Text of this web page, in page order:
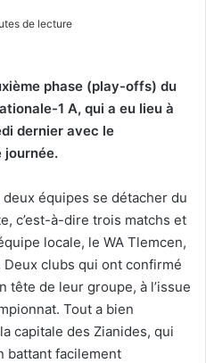
de lecture
phase (play-offs) du
1 A, qui a eu lieu à
dernier avec le
journée.
équipes se détacher du
c’est-à-dire trois matchs et
locale, le WA Tlemcen,
Deux clubs qui ont confirmé
tête de leur groupe, à l’issue
Tout a bien
capitale des Zianides, qui
battant facilement